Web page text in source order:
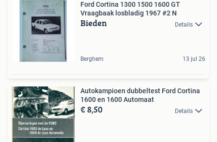
Ford Cortina 1300 1500 1600 GT
Vraagbaak losbladig 1967 #2 N
Bieden Details
Berghem 13 jul 26
Autokampioen dubbeltest Ford Cortina
1600 en 1600 Automaat
€ 8,50 Details